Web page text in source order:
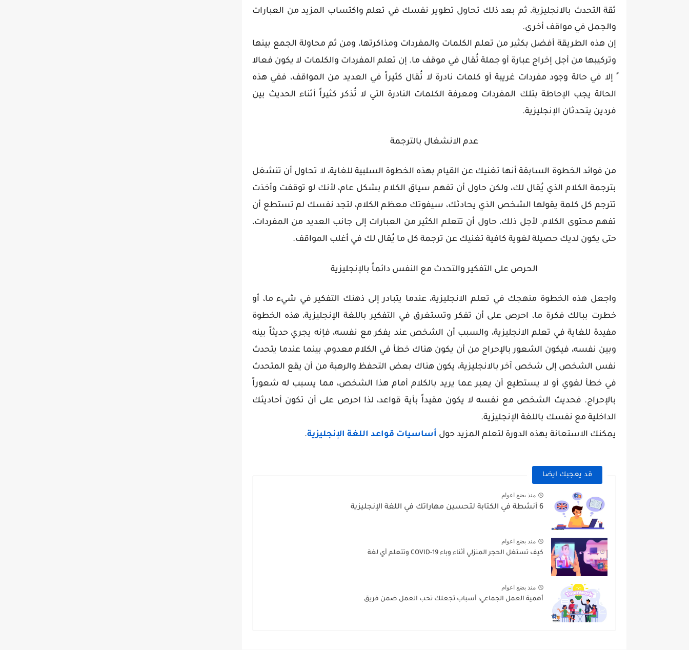
ثقة التحدث بالانجليزية، ثم بعد ذلك تحاول تطوير نفسك في تعلم واكتساب المزيد من العبارات
والجمل في مواقف أخرى.
إن هذه الطريقة أفضل بكثير من تعلم الكلمات والمفردات ومذاكرتها، ومن ثم محاولة الجمع بينها
وتركيبها من أجل إخراج عبارة أو جملة تُقال في موقف ما. إن تعلم المفردات والكلمات لا يكون فعالا
ً إلا في حالة وجود مفردات غريبة أو كلمات نادرة لا تُقال كثيراً في العديد من المواقف، ففي هذه
الحالة يجب الإحاطة بتلك المفردات ومعرفة الكلمات النادرة التي لا تُذكر كثيراً أثناء الحديث بين
فردين يتحدثان الإنجليزية.
عدم الانشغال بالترجمة
من فوائد الخطوة السابقة أنها تغنيك عن القيام بهذه الخطوة السلبية للغاية، لا تحاول أن تنشغل
بترجمة الكلام الذي يُقال لك، ولكن حاول أن تفهم سياق الكلام بشكل عام، لأنك لو توقفت وأخذت
تترجم كل كلمة يقولها الشخص الذي يحادثك، سيفوتك معظم الكلام، لتجد نفسك لم تستطع أن
تفهم محتوى الكلام. لأجل ذلك، حاول أن تتعلم الكثير من العبارات إلى جانب العديد من المفردات،
حتى يكون لديك حصيلة لغوية كافية تغنيك عن ترجمة كل ما يُقال لك في أغلب المواقف.
الحرص على التفكير والتحدث مع النفس دائماً بالإنجليزية
واجعل هذه الخطوة منهجك في تعلم الانجليزية، عندما يتبادر إلى ذهنك التفكير في شيء ما، أو
خطرت ببالك فكرة ما، احرص على أن تفكر وتستغرق في التفكير باللغة الإنجليزية، هذه الخطوة
مفيدة للغاية في تعلم الانجليزية، والسبب أن الشخص عند يفكر مع نفسه، فإنه يجري حديثاً بينه
وبين نفسه، فيكون الشعور بالإحراج من أن يكون هناك خطأ في الكلام معدوم، بينما عندما يتحدث
نفس الشخص إلى شخص آخر بالانجليزية، يكون هناك بعض التحفظ والرهبة من أن يقع المتحدث
في خطأ لغوي أو لا يستطيع أن يعبر عما يريد بالكلام أمام هذا الشخص، مما يسبب له شعوراً
بالإحراج. فحديث الشخص مع نفسه لا يكون مقيداً بأية قواعد، لذا احرص على أن تكون أحاديثك
الداخلية مع نفسك باللغة الإنجليزية.
يمكنك الاستعانة بهذه الدورة لتعلم المزيد حول أساسيات قواعد اللغة الإنجليزية.
قد يعجبك ايضا
منذ بضع اعوام
6 أنشطة في الكتابة لتحسين مهاراتك في اللغة الإنجليزية
منذ بضع اعوام
كيف تستغل الحجر المنزلي أثناء وباء COVID-19 وتتعلم أي لغة
منذ بضع اعوام
أهمية العمل الجماعي: أسباب تجعلك تحب العمل ضمن فريق